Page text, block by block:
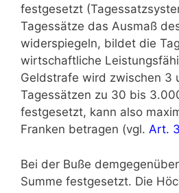
festgesetzt
Tagessätze das Ausmaß
widerspiegeln, bildet die
wirtschaftliche
Geldstrafe wird zwischen 3
Tagessätzen zu 30 bis
festgesetzt, kann also
Franken betragen (vgl. Art.
Bei der Buße
Summe festgesetzt. Die